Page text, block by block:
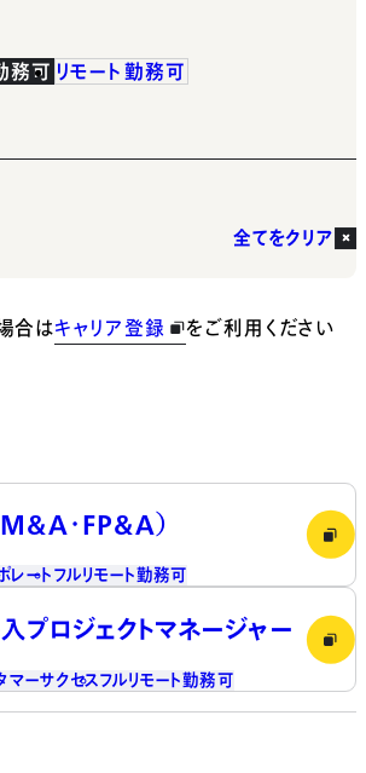
務可 リモート勤務可
全てをクリア
合はキャリア登録 をご利用ください
・FP&A）
レート フルリモート勤務可
プロジェクトマネージャー
マーサクセス フルリモート勤務可